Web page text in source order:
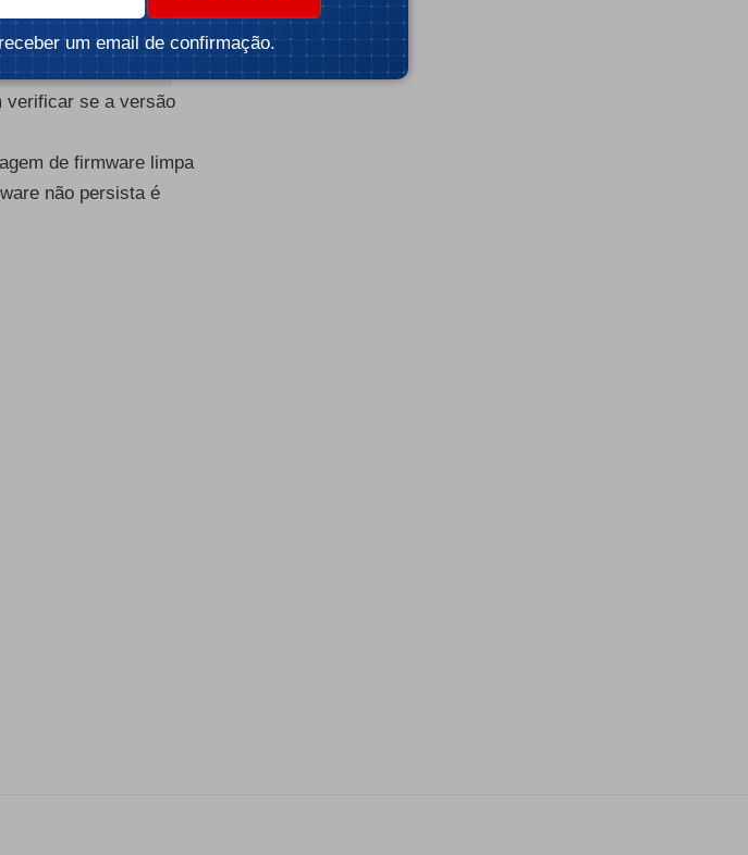
verificar se a versão
de firmware limpa
não persista é
um email de confirmação.